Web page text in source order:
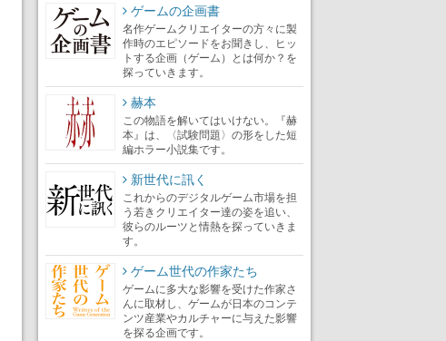
ゲームの企画書
名作ゲームクリエイターの方々に製
作時のエピソードをお聞きし、ヒッ
トする企画（ゲーム）とは何か？を
探っていきます。
赫本
この物語を解いてはいけない。『赫
本』は、〈試験問題〉の形をした短
編ホラー小説集です。
新世代に訊く
これからのデジタルゲーム市場を担
う若きクリエイター達の姿を追い、
彼らのルーツと情熱を探っていきま
す。
ゲーム世代の作家たち
ゲームに多大な影響を受けた作家さ
んに取材し、ゲームが日本のコンテ
ンツ産業やカルチャーに与えた影響
を探る企画です。